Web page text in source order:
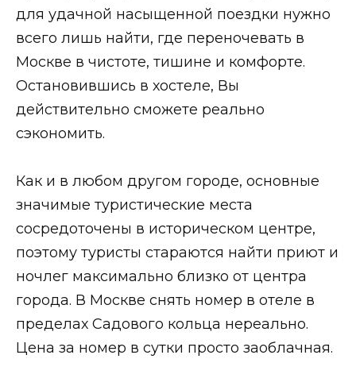
для удачной насыщенной поездки нужно
всего лишь найти, где переночевать в
Москве в чистоте, тишине и комфорте.
Остановившись в хостеле, Вы
действительно сможете реально
сэкономить.
Как и в любом другом городе, основные
значимые туристические места
сосредоточены в историческом центре,
поэтому туристы стараются найти приют и
ночлег максимально близко от центра
города. В Москве снять номер в отеле в
пределах Садового кольца нереально.
Цена за номер в сутки просто заоблачная.